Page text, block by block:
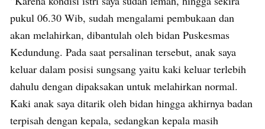
pukul 06.30 Wib, sudah mengalami pembukaan dan
akan melahirkan, dibantulah oleh bidan Puskesmas
Kedundung. Pada saat persalinan tersebut, anak saya
keluar dalam posisi sungsang yaitu kaki keluar terlebih
dahulu dengan dipaksakan untuk melahirkan normal.
Kaki anak saya ditarik oleh bidan hingga akhirnya badan
terpisah dengan kepala, sedangkan kepala masih